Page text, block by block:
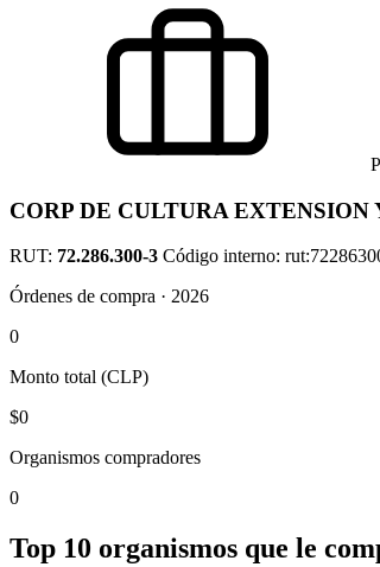
CORP DE CULTURA
RUT: 72.286.300-3 Código interno:
Órdenes de compra · 2026
0
Monto total (CLP)
$0
Organismos compradores
0
Top 10 organismos que le